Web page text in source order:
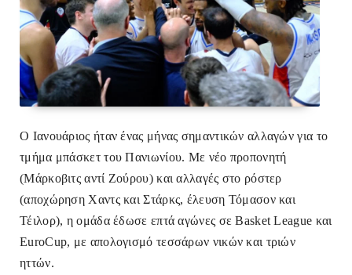
Ο Ιανουάριος ήταν ένας μήνας σημαντικών αλλαγών για το
τμήμα μπάσκετ του Πανιωνίου. Με νέο προπονητή
(Μάρκοβιτς αντί Ζούρου) και αλλαγές στο ρόστερ
(αποχώρηση Χαντς και Στάρκς, έλευση Τόμασον και
Τέιλορ), η ομάδα έδωσε επτά αγώνες σε Basket League και
EuroCup, με απολογισμό τεσσάρων νικών και τριών
ηττών.